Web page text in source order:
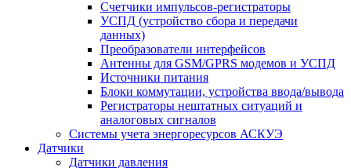
Счетчики импульсов-регистраторы
УСПД (устройство сбора и передачи
данных)
Преобразователи интерфейсов
Антенны для GSM/GPRS модемов и УСПД
Источники питания
Блоки коммутации, устройства ввода/вывода
Регистраторы нештатных ситуаций и
аналоговых сигналов
Системы учета энергоресурсов АСКУЭ
Датчики
Датчики давления